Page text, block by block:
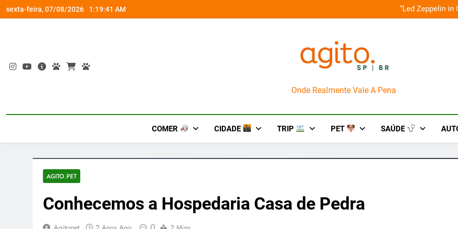
Skip
to
sexta-feira, 07/08/2026 1:19:43 AM
e conexão “Led Zeppelin in Concert” retorna aos palcos com a Nova Orquestra Cobasi participa do
AgitoSP
Onde Realmente Vale A Pena
COMER CIDADE TRIP PET SAÚDE
AGITO.PET
Conhecemos a Hospedaria Casa de Pedra